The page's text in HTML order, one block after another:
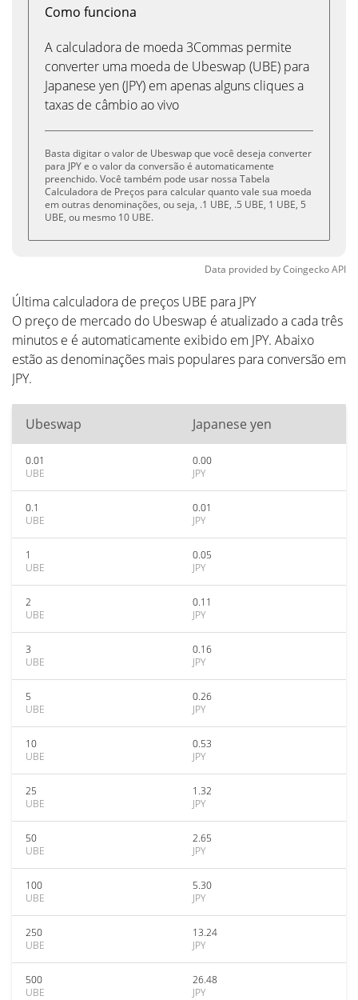
Como funciona
A calculadora de moeda 3Commas permite
converter uma moeda de Ubeswap (UBE) para
Japanese yen (JPY) em apenas alguns cliques a
taxas de câmbio ao vivo
Basta digitar o valor de Ubeswap que você deseja converter
para JPY e o valor da conversão é automaticamente
preenchido. Você também pode usar nossa Tabela
Calculadora de Preços para calcular quanto vale sua moeda
em outras denominações, ou seja, .1 UBE, .5 UBE, 1 UBE, 5
UBE, ou mesmo 10 UBE.
Data provided byCoingeckoAPI
Última calculadora de preços UBE para JPY
O preço de mercado do Ubeswap é atualizado a cada três
minutos e é automaticamente exibido em JPY. Abaixo
estão as denominações mais populares para conversão em
JPY.
Ubeswap Japanese yen
0.01
UBE
0.00
JPY
0.1
UBE
0.01
JPY
1
UBE
0.05
JPY
2
UBE
0.11
JPY
3
UBE
0.16
JPY
5
UBE
0.26
JPY
10
UBE
0.53
JPY
25
UBE
1.32
JPY
50
UBE
2.65
JPY
100
UBE
5.30
JPY
250
UBE
13.24
JPY
500
UBE
26.48
JPY